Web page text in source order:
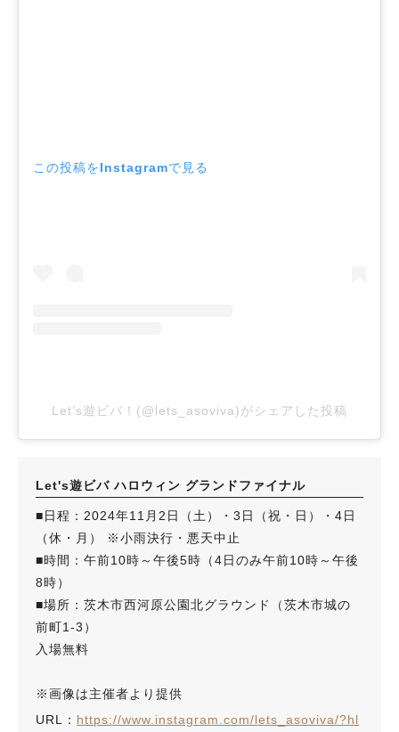
この投稿をInstagramで見る
Let’s遊ビバ！(@lets_asoviva)がシェアした投稿
Let's遊ビバ ハロウィン グランドファイナル
■日程：2024年11月2日（土）・3日（祝・日）・4日
（休・月） ※小雨決行・悪天中止
■時間：午前10時～午後5時（4日のみ午前10時～午後
8時）
■場所：茨木市西河原公園北グラウンド（茨木市城の
前町1-3）
入場無料
※画像は主催者より提供
URL： https://www.instagram.com/lets_asoviva/?hl